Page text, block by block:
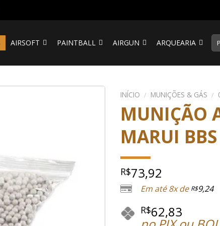
AIRSOFT PAINTBALL AIRGUN ARQUEARIA
por:
INÍCIO / MUNIÇÕES & GÁS /
MUNIÇÃO
MARUI
R$73,92
Em até 8x de R$9,24
R$62,83